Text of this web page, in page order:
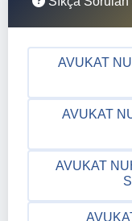
AVUKAT
AVUKAT
AVUKAT